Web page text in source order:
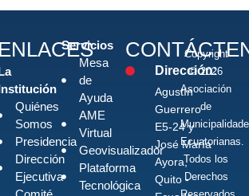
ENLACES
Quiénes
Somos
Presidencia
Dirección
Ejecutiva
Servicios
Mesa
de
Ayuda
AME
Virtual
Geovisualizador
Plataforma
Tecnológica
Dirección:
Agustín
Guerrero
E5-24 y
José María
Ayora,
Quito -
Copyright
© 2026
Asociación
de
Ecuatorianas.
Todos los
Derechos